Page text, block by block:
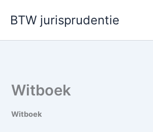
naar
inhoud
BTW jurisprudentie
Witboek
Witboek